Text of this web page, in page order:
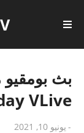
VLive
- يونيو 10, 2021